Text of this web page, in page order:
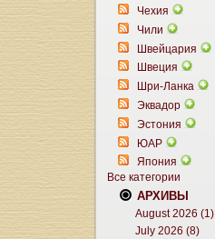
Чехия
Чили
Швейцария
Швеция
Шри-Ланка
Эквадор
Эстония
ЮАР
Япония
Все категории
АРХИВЫ
August 2026 (1)
July 2026 (8)